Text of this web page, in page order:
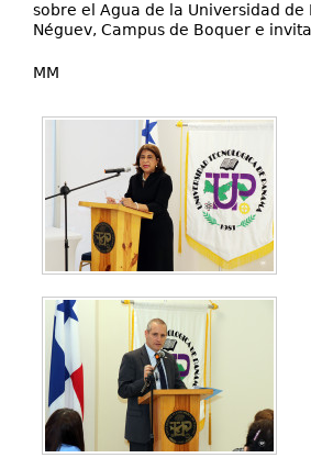
sobre el Agua de la Universidad de
Néguev, Campus de Boquer e
MM